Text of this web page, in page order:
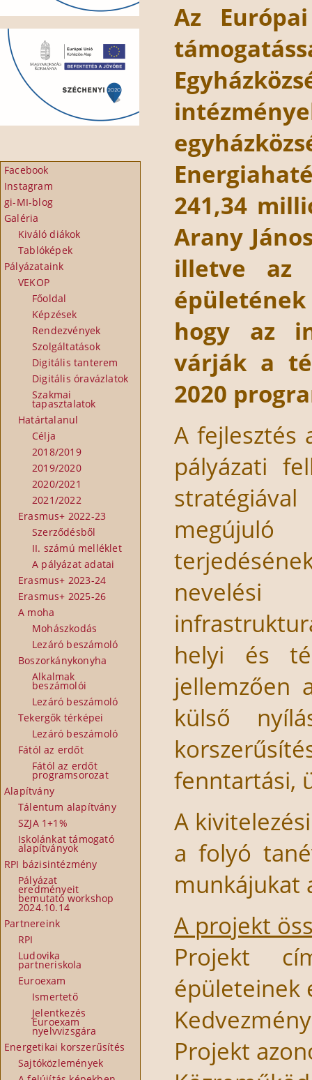
Facebook
Instagram
gi-MI-blog
Galéria
Kiváló diákok
Tablóképek
Pályázataink
VEKOP
Főoldal
Képzések
Rendezvények
Szolgáltatások
Digitális tanterem
Digitális óravázlatok
Szakmai
tapasztalatok
Határtalanul
Célja
2018/2019
2019/2020
2020/2021
2021/2022
Erasmus+ 2022-23
Szerződésből
II. számú melléklet
A pályázat adatai
Erasmus+ 2023-24
Erasmus+ 2025-26
A moha
Mohászkodás
Lezáró beszámoló
Boszorkánykonyha
Alkalmak
beszámolói
Lezáró beszámoló
Tekergők térképei
Lezáró beszámoló
Fától az erdőt
Fától az erdőt
programsorozat
Alapítvány
Tálentum alapítvány
SZJA 1+1%
Iskolánkat támogató
alapítványok
RPI bázisintézmény
Pályázat
eredményeit
bemutató workshop
2024.10.14
Partnereink
RPI
Ludovika
partneriskola
Euroexam
Ismertető
Jelentkezés
Euroexam
nyelvvizsgára
Energetikai korszerűsítés
Sajtóközlemények
Az
241,34
Arany
illetve az
hogy az
várják a
2020
A fejlesztés
pályázati
megújuló
nevelési
helyi és
jellemzően
külső
fenntartási,
A
a folyó
munkájukat
A projekt
Projekt
épületeinek
Projekt